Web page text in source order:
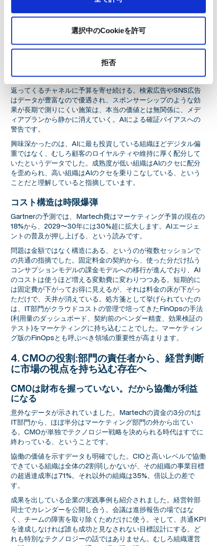
選択中のCookieを許可
拒否
ョン能力と最適化能力を挙げているといいます。
効率が上がると、広告1ドルあたりのリターンが大きくなる。す
ると、もっと投じたほうが得になる。だから支出が増える。効
率化は総額を固定すれば節約になるが、成長を求められている
マーケティングでは増産に化ける。経済学でジェヴォンズのパ
化は、クリックやコンバージョンのような分かりやすい成果が
返ってくるチャネルに予算を寄せ続ける。検索広告やSNS広告
はデータが豊富なので優遇され、スポンサーシップのような効
果が長期で測りにくい施策は、本当の価値とは無関係に、メデ
ィアプランから静かに消えていく。AIによる確証バイアスへの
警告です。
興味深かったのは、AIに最も投資している組織ほどデジタル偏
重ではなく、むしろ顧客のロイヤルティや維持に厚く配分して
いたというデータでした。成熟度が低い組織はAIのクセに配分
を歪められ、高い組織はAIのクセを乗りこなしている、という
ことだと理解していると指摘しています。
コスト構造は時限爆弾
Gartnerの予測では、Martech費はマーケティング予算の現在の
18%から、2029〜30年には30%超に拡大します。AIエージェ
ントの普及が押し上げる、という読みです。
問題は金額ではなく構造にある、というのが複数セッションで
の共通の指摘でした。固定料金の契約から、使った分だけ払う
コンサプションモデルの課金モデルへの移行が進んでおり、AI
のコストは使うほど増える変動費に変わりつつある。短期的に
は固定費が下がってお得に見えるが、それは料金の床が下がっ
ただけで、天井が消えている。処方箋として挙げられていたの
は、IT部門がクラウドコストの管理で培ってきたFinOpsの手法
(利用量のダッシュボード、契約前のベンダー精査、効果検証の
テスト)をマーケティングに持ち込むことでした。マーケティン
グ版のFinOpsとも呼ぶべき領域の重要性が高まります。
4. CMOの役割:部門の責任者から、経営判断
に市場の視点を持ち込む存在へ
CMOは財布を握っていない。だから協働が利益
になる
意外なデータが示されていました。Martechの資金の3分の1は
IT部門から、ほぼ半分はマーケティング部門の外から出てい
る。CMOが単独でテクノロジー戦略を決められる時代はすでに
終わっている、ということです。
協働の価値を示すデータも明確でした。CIOと高いレベルで協働
できている組織は全体の2割弱しかないが、その組織の事業目標
の超過達成率は71%。それ以外の組織は35%。倍以上の差で
す。
成果を出している企業の実践事例も紹介されました。経営幹部
同士でカレンダーを公開し合う。会議は進捗報告の場ではな
く、チームの障害を取り除くためだけに使う。そして、共通KPI
を達成しなければ誰も成功と見なされない目標設計にする。ど
れも特別なテクノロジーの話ではありません。むしろ組織運営